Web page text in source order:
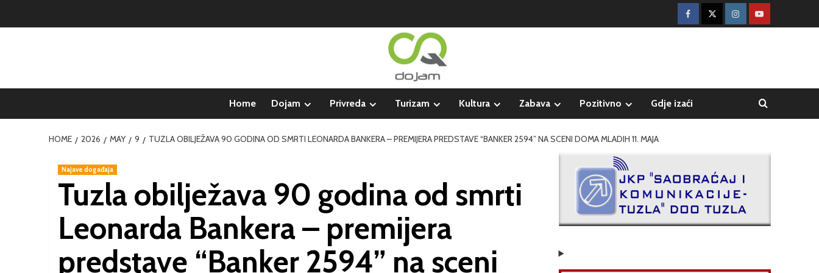
Home Dojam Privreda Turizam Kultura Zabava Pozitivno Gdje izaći
HOME 2026 MAY 9 TUZLA OBILJEŽAVA 90 GODINA OD SMRTI LEONARDA BANKERA – PREMIJERA PREDSTAVE “BANKER 2594” NA SCENI DOMA MLADIH 11. MAJA
Najave događaja
Tuzla obilježava 90 godina od smrti
Leonarda Bankera – premijera
predstave “Banker 2594” na sceni